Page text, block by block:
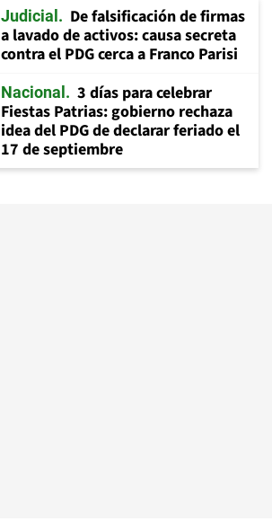
Judicial
De falsificación de firmas
a lavado de activos: causa secreta
contra el PDG cerca a Franco Parisi
Nacional
3 días para celebrar
Fiestas Patrias: gobierno rechaza
idea del PDG de declarar feriado el
17 de septiembre